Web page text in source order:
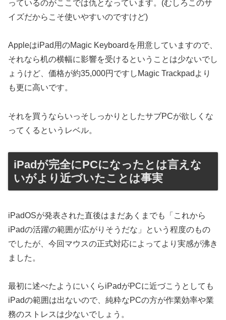
っているのがここでは仇となっています。(むしろこのサ
イズだからこそ使いやすいのですけど)
AppleはiPad用のMagic Keyboardを用意していますので、
それなら机の横幅に影響を受けるということは少ないでし
ょうけど、価格が約35,000円ですしMagic Trackpadより
も更に高いです。
それを買うならいっそしっかりとしたサブPCが欲しくな
ってくるというレベル。
iPadが完全にPCになったとは言えな
いがより近づいたことは事実
iPadOSが発表された直後はまだあくまでも「これから
iPadの活躍の範囲が広がりそうだな」という程度のもの
でしたが、今回マウスの正式対応によってより実感が沸き
ました。
最初に述べたようにいくらiPadがPCに近づこうとしても
iPadの範囲は出ないので、純粋なPCの方が作業効率や業
務のストレスは少ないでしょう。